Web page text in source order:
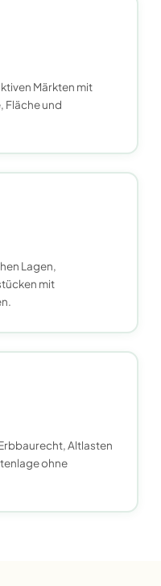
Märkten mit
Fläche und
Lagen,
mit
Altlasten
ohne